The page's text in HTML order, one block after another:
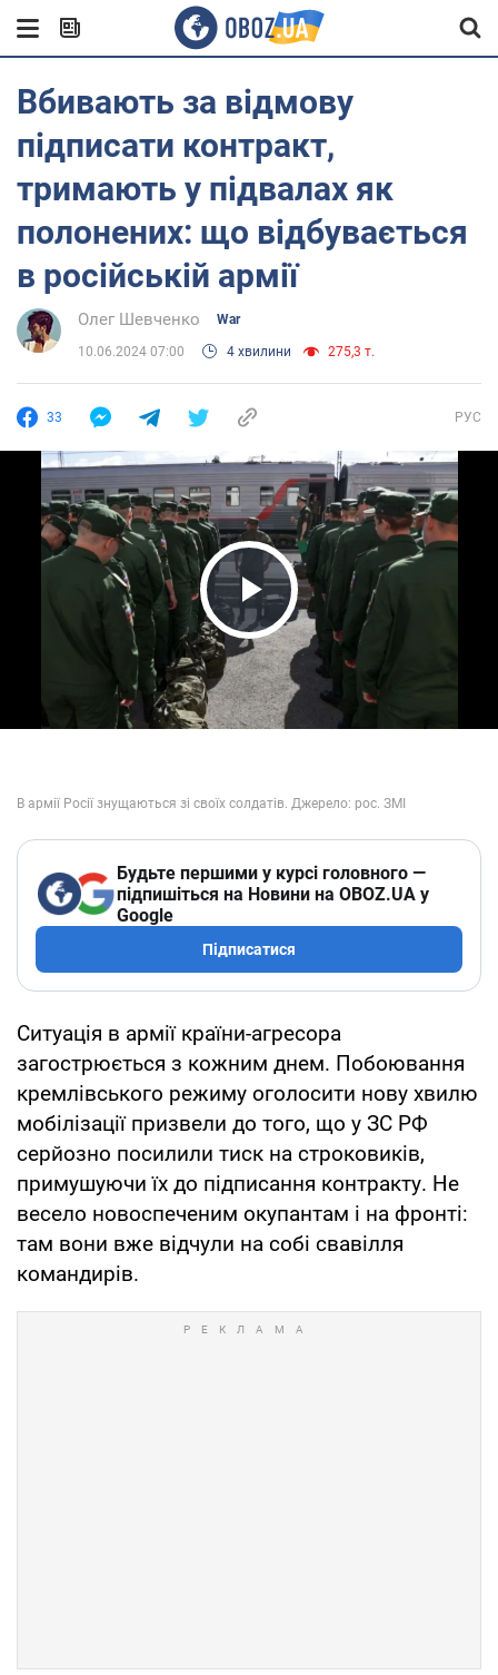
Вбивають за відмову
підписати контракт,
тримають у підвалах як
полонених: що відбувається
в російській армії
Олег Шевченко War
10.06.2024 07:00 4 хвилини 275,3 т.
33 РУС
Play Video
Будьте першими у курсі головного —
підпишіться на Новини на OBOZ.UA у
Google
Підписатися
Ситуація в армії країни-агресора
загострюється з кожним днем. Побоювання
кремлівського режиму оголосити нову хвилю
мобілізації призвели до того, що у ЗС РФ
серйозно посилили тиск на строковиків,
примушуючи їх до підписання контракту. Не
весело новоспеченим окупантам і на фронті:
там вони вже відчули на собі свавілля
командирів.